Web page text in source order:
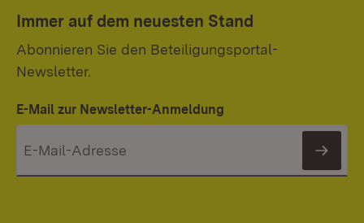
Immer auf dem neuesten Stand
Abonnieren Sie den Beteiligungsportal-
Newsletter.
E-Mail zur Newsletter-Anmeldung